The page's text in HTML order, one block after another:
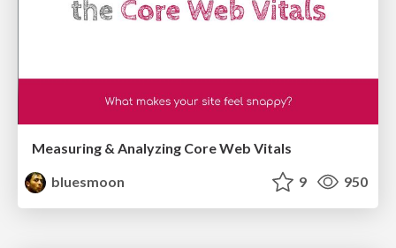
Measuring & Analyzing Core Web Vitals
bluesmoon
9 950